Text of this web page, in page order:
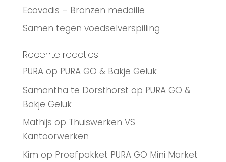
Ecovadis – Bronzen medaille
Samen tegen voedselverspilling
Recente reacties
PURAop PURA GO & Bakje Geluk
Samantha te Dorsthorst op PURA GO &
Bakje Geluk
Mathijs op Thuiswerken VS
Kantoorwerken
Kim op Proefpakket PURA GO Mini Market